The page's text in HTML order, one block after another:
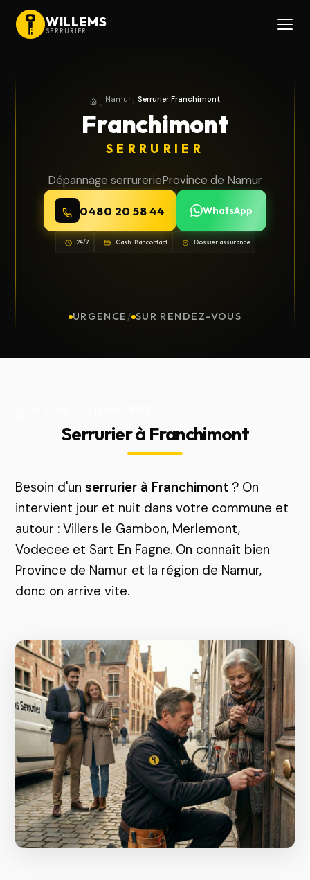
WILLEMS
SERRURIER
AccueilProvince de Namur
Namur Serrurier Franchimont
Franchimont
SERRURIER
Dépannage serrurerieProvince de Namur
0480 20 58 44 WhatsApp
24/7 Cash · Bancontact Dossier assurance
URGENCE / SUR RENDEZ-VOUS
Serrurier à Franchimont
Besoin d'unserrurier à Franchimont ? On
intervient jour et nuit dans votre commune et
autour : Villers le Gambon, Merlemont,
Vodecee et Sart En Fagne. On connaît bien
Province de Namur et la région de Namur,
donc on arrive vite.